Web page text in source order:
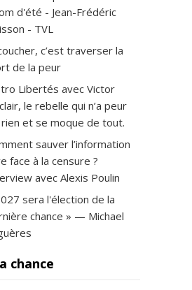
d'été - Jean-Frédéric
- TVL
c’est traverser la
de la peur
Libertés avec Victor
le rebelle qui n’a peur
et se moque de tout.
sauver l’information
face à la censure ?
avec Alexis Poulin
sera l'élection de la
chance » — Michael
chance